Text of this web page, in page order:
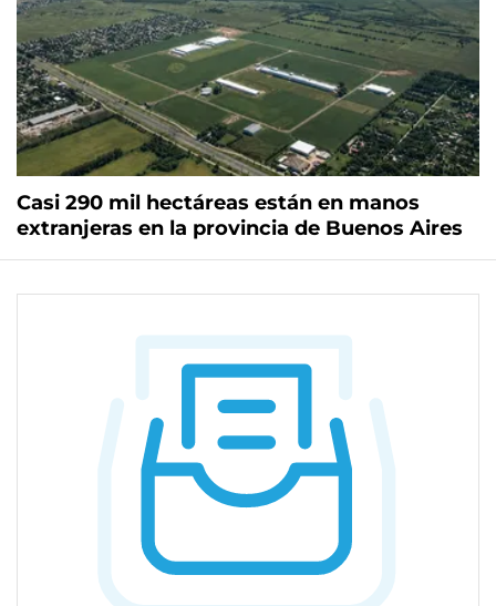
Casi 290 mil hectáreas están en manos
extranjeras en la provincia de Buenos Aires